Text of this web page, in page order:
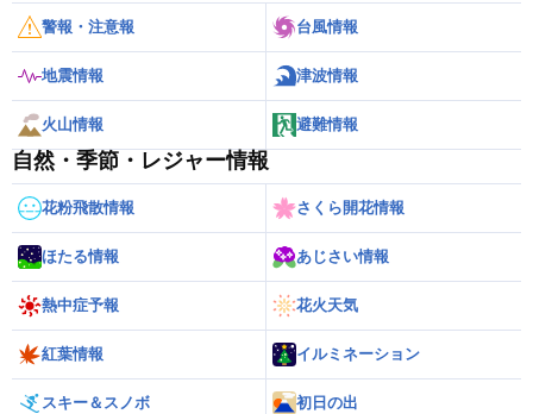
警報・注意報 台風情報
地震情報 津波情報
火山情報 避難情報
自然・季節・レジャー情報
花粉飛散情報 さくら開花情報
ほたる情報 あじさい情報
熱中症予報 花火天気
紅葉情報 イルミネーション
スキー＆スノボ 初日の出